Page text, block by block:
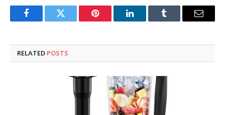
FacebookTwitter Pinterest LinkedInTumblr Email
RELATED POSTS